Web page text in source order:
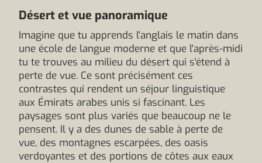
Désert et vue panoramique
Imagine que tu apprends l'anglais le matin dans
une école de langue moderne et que l'après-midi
tu te trouves au milieu du désert qui s'étend à
perte de vue. Ce sont précisément ces
contrastes qui rendent un séjour linguistique
aux Émirats arabes unis si fascinant. Les
paysages sont plus variés que beaucoup ne le
pensent. Il y a des dunes de sable à perte de
vue, des montagnes escarpées, des oasis
verdoyantes et des portions de côtes aux eaux